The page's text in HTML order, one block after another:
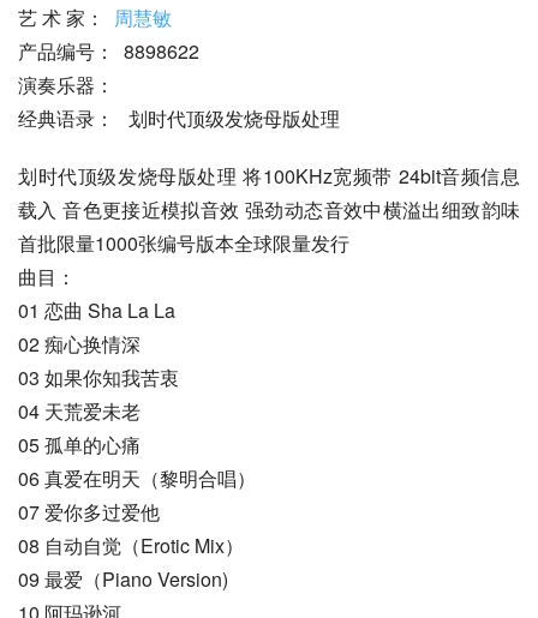
艺 术 家： 周慧敏
产品编号：  8898622
演奏乐器：
经典语录：   划时代顶级发烧母版处理
划时代顶级发烧母版处理 将100KHz宽频带 24bit音频信息
载入 音色更接近模拟音效 强劲动态音效中横溢出细致韵味
首批限量1000张编号版本全球限量发行
曲目：
01 恋曲 Sha La La
02 痴心换情深
03 如果你知我苦衷
04 天荒爱未老
05 孤单的心痛
06 真爱在明天（黎明合唱）
07 爱你多过爱他
08 自动自觉（Erotic Mix）
09 最爱（Piano Version)
10 阿玛逊河